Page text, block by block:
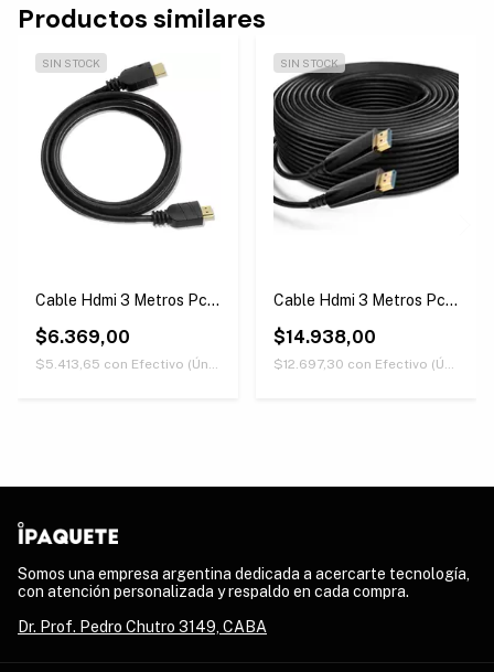
Productos similares
SIN STOCK
Cable Hdmi 3 Metros Pc
$6.369,00
$5.413,65 con Efectivo (Únicamente retirando en nuestras sucursales)
SIN STOCK
Cable Hdmi 3 Metros Pc
Resolucion
$14.938,00
$12.697,30 con Efectivo (Únicamente retirando en nuestras sucursales)
Somos una empresa argentina dedicada a acercarte tecnología,
con atención personalizada y respaldo en cada compra.
Dr. Prof. Pedro Chutro 3149, CABA